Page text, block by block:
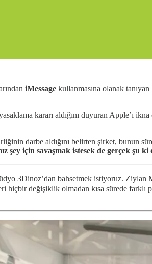
iMessage kullanmasına olanak tanıyan
kararı aldığını duyuran Apple’ı
darbe aldığını belirten şirket, bunun
şey için savaşmak istesek de gerçek şu
3Dinoz’dan bahsetmek istiyoruz. Ziylan
hiçbir değişiklik olmadan kısa sürede